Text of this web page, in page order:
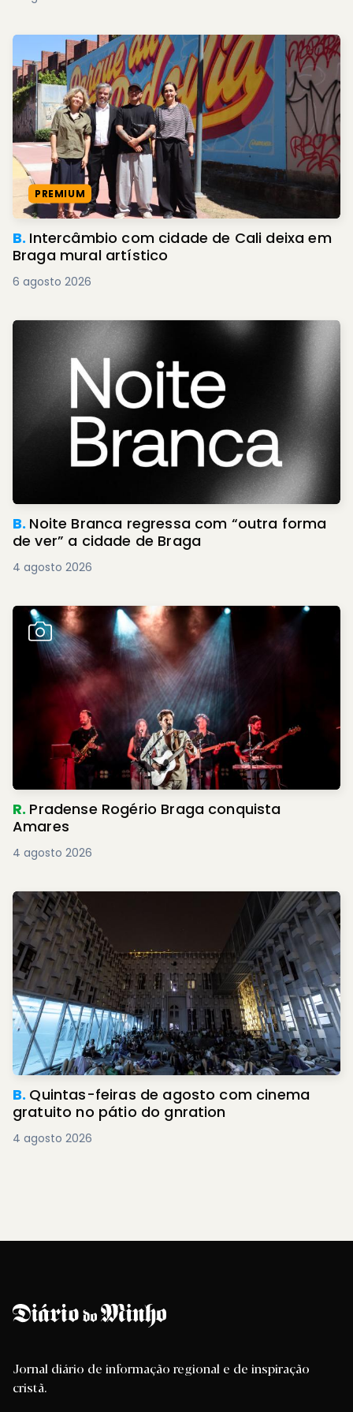
PREMIUM
B. Intercâmbio com cidade de Cali deixa em
Braga mural artístico
6 agosto 2026
B. Noite Branca regressa com “outra forma
de ver” a cidade de Braga
4 agosto 2026
R. Pradense Rogério Braga conquista
Amares
4 agosto 2026
B. Quintas-feiras de agosto com cinema
gratuito no pátio do gnration
4 agosto 2026
Jornal diário de informação regional e de inspiração
cristã.